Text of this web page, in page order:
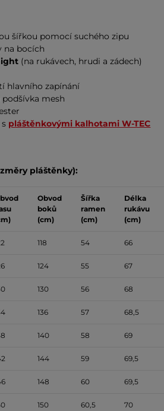
šířkou pomocí suchého zipu
na bocích
(na rukávech, hrudi a zádech)
hlavního zapínání
mesh
pláštěnkovými kalhotami W-TEC
pláštěnky):
Obvod
boků
(cm)
Šířka
ramen
(cm)
Délka
rukávu
(cm)
118 54 66
124 55 67
130 56 68
136 57 68,5
140 58 69
144 59 69,5
148 60 69,5
150 60,5 70